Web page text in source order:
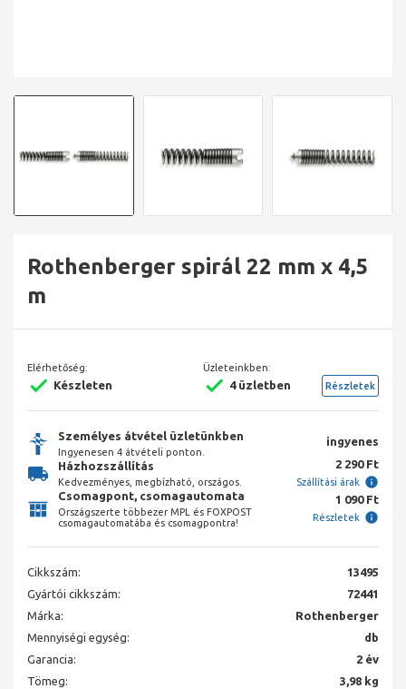
Rothenberger spirál 22 mm x 4,5
m
Elérhetőség:
Készleten
Üzleteinkben:
4 üzletben Részletek
Személyes átvétel üzletünkben
Ingyenesen 4 átvételi ponton.
ingyenes
Házhozszállítás
Kedvezményes, megbízható, országos.
2 290 Ft
Szállítási árak
Csomagpont, csomagautomata
Országszerte többezer MPL és FOXPOST
csomagautomatába és csomagpontra!
1 090 Ft
Részletek
Cikkszám:
13495
Gyártói cikkszám:
72441
Márka:
Rothenberger
Mennyiségi egység:
db
Garancia:
2 év
Tömeg:
3,98 kg